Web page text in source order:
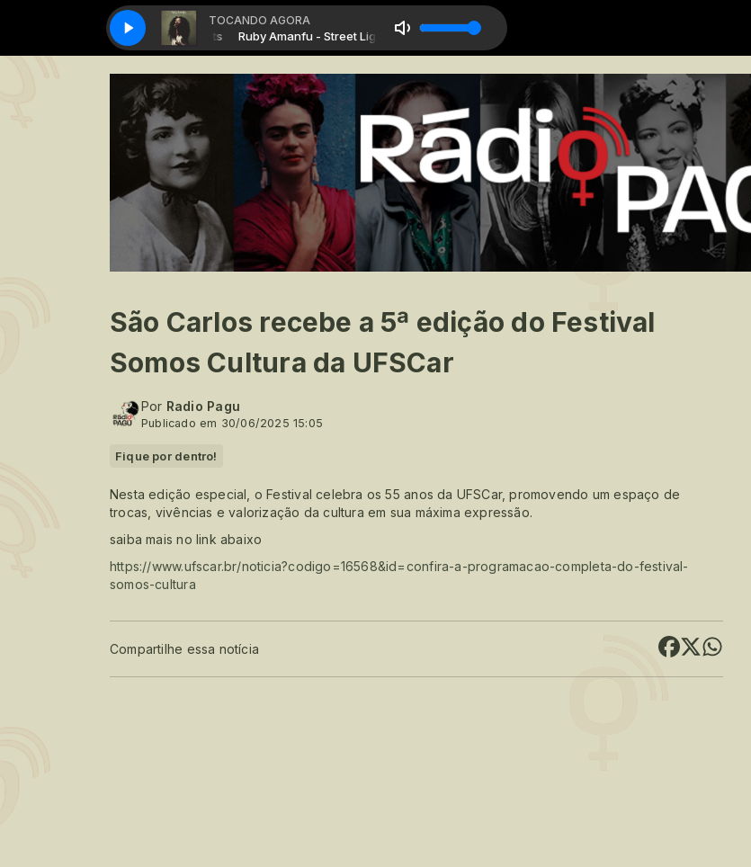
TOCANDO AGORA
Ruby Amanfu - Street Lights Ruby Amanfu - Street Lights
São Carlos recebe a 5ª edição do Festival
Somos Cultura da UFSCar
Por Radio Pagu
Publicado em 30/06/2025 15:05
Fique por dentro!
Nesta edição especial, o Festival celebra os 55 anos da UFSCar, promovendo um espaço de
trocas, vivências e valorização da cultura em sua máxima expressão.
saiba mais no link abaixo
https://www.ufscar.br/noticia?codigo=16568&id=confira-a-programacao-completa-do-festival-
somos-cultura
Compartilhe essa notícia